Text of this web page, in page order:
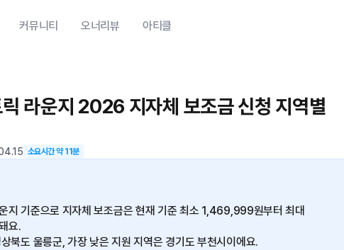
커뮤니티 오너리뷰 아티클
라운지 2026 지자체 보조금 신청 지역별
소요시간 약11분
지 기준으로 지자체 보조금은 현재 기준 최소 1,469,999원부터 최대
요.
북도 울릉군, 가장 낮은 지원 지역은 경기도 부천시이에요.